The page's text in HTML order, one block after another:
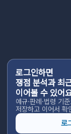
로그인하면
쟁점 분석과 최
이어볼 수 있어
예규·판례·법령 기
저장하고 이어서 확
로